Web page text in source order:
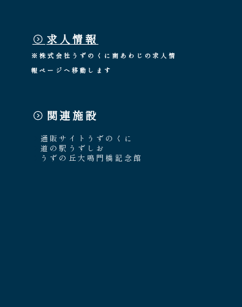
求人情報
※株式会社うずのくに南あわじの求人情
報ページへ移動します
関連施設
通販サイトうずのくに
道の駅うずしお
うずの丘大鳴門橋記念館